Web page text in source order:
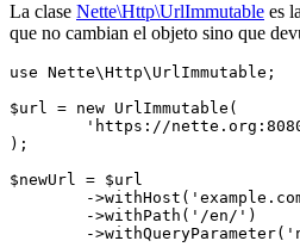
La clase Nette\Http\UrlImmutable es
que no cambian el objeto sino que
use Nette\Http\UrlImmutable;
$url = new UrlImmutable(
);
$newUrl = $url